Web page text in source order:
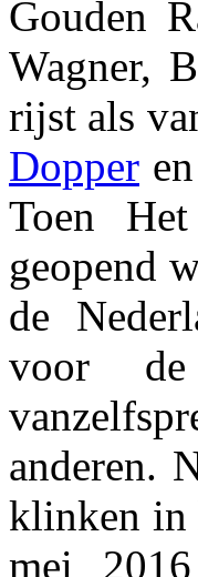
Gouden
Wagner,
rijst als
Dopper
Toen
geopend
de
voor de
anderen.
klinken in
mei